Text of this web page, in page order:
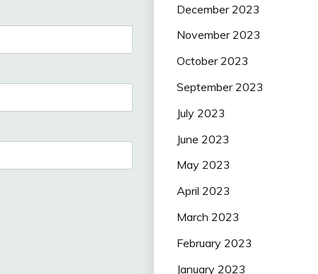
December 2023
November 2023
October 2023
September 2023
July 2023
June 2023
May 2023
April 2023
March 2023
February 2023
January 2023